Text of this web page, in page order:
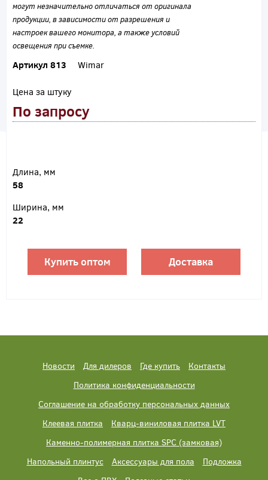
могут незначительно отличаться от оригинала
продукции, в зависимости от разрешения и
настроек вашего монитора, а также условий
освещения при съемке.
Артикул 813 Wimar
Цена за штуку
По запросу
Длина, мм
58
Ширина, мм
22
Купить оптом Доставка
Новости Для дилеров Где купить
Контакты
Политика конфиденциальности
Соглашение на обработку персональных данных
Клеевая плитка
Кварц-виниловая плитка LVT
Каменно-полимерная плитка SPC (замковая)
Напольный плинтус
Аксессуары для пола
Подложка